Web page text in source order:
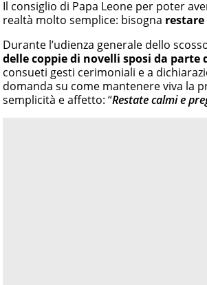
Il consiglio di Papa Leone per poter
realtà molto semplice: bisogna
Durante l’udienza generale dello
delle coppie di novelli sposi da parte
consueti gesti cerimoniali e a
domanda su come mantenere viva la
semplicità e affetto: “Restate calmi e